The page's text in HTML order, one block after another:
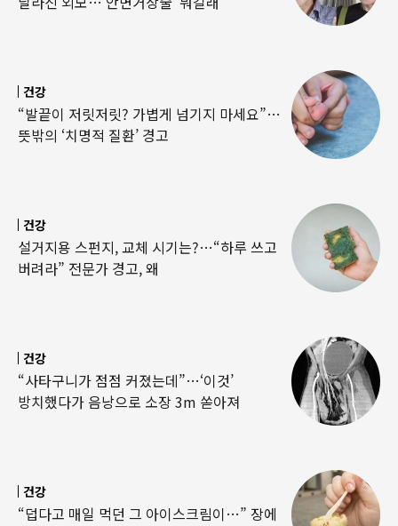
건강
“발끝이 저릿저릿? 가볍게 넘기지 마세요”…
뜻밖의 ‘치명적 질환’ 경고
건강
설거지용 스펀지, 교체 시기는?…“하루 쓰고
버려라” 전문가 경고, 왜
건강
“사타구니가 점점 커졌는데”…‘이것’
방치했다가 음낭으로 소장 3m 쏟아져
건강
“덥다고 매일 먹던 그 아이스크림이…” 장에